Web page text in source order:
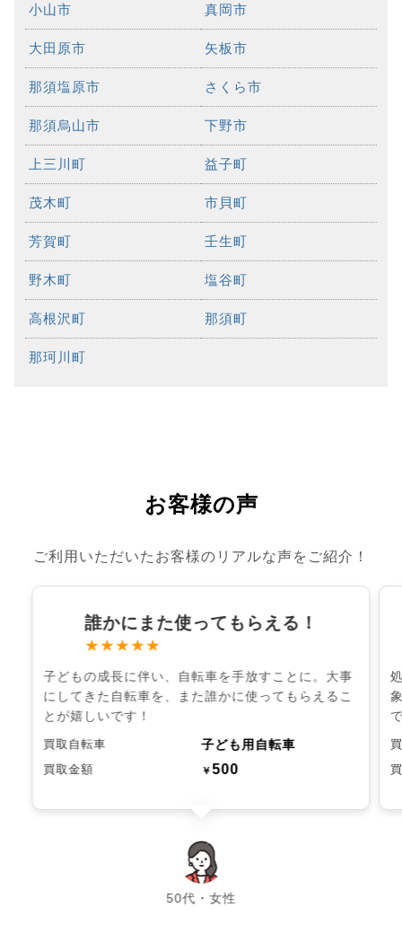
小山市 真岡市
大田原市 矢板市
那須塩原市 さくら市
那須烏山市 下野市
上三川町 益子町
茂木町 市貝町
芳賀町 壬生町
野木町 塩谷町
高根沢町 那須町
那珂川町
お客様の声
ご利用いただいたお客様のリアルな声をご紹介！
誰かにまた使ってもらえる！
★★★★★
子どもの成長に伴い、自転車を手放すことに。大事
にしてきた自転車を、また誰かに使ってもらえるこ
とが嬉しいです！
買取自転車 子ども用自転車
買取金額 ￥500
50代・女性
chevron_left chevron_right